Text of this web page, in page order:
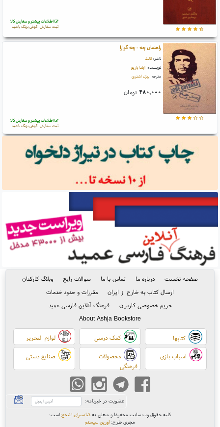
اطلاعات بیشتر و سفارش کالا
ثبت سفارش، گوش بزنگ باشید
راهنمای چه - چه گوارا
ناشر: ثالث
نویسنده: ایلدا باریو
مترجم: بیژن اشتری
۴۸۰,۰۰۰ تومان
اطلاعات بیشتر و سفارش کالا
ثبت سفارش، گوش بزنگ باشید
صفحه نخست درباره ما تماس با ما سوالات رایج
وبلاگ کارکنان
ارسال کتاب به خارج از ایران
مقررات و حدود خدمات
حریم خصوصی کاربران
فرهنگ آنلاین فارسی عمید
About Ashja Bookstore
کتابها کمک درسی لوازم التحریر
اسباب بازی
محصولات
فرهنگی
صنایع دستی
عضویت در خبرنامه:
کلیه حقوق وب سایت محفوظ و متعلق به کتابسرای اشجع است؛
مجری طرح: اورین سیستم